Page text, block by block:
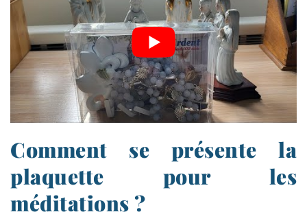
Comment se présente la
plaquette pour les
méditations ?